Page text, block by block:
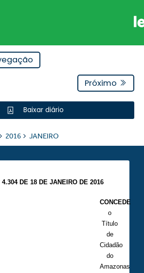
Próximo
Baixar diário
2016 JANEIRO
4.304 DE 18 DE JANEIRO DE 2016
CONCEDE
o
Título
de
Cidadão
do
Amazonas